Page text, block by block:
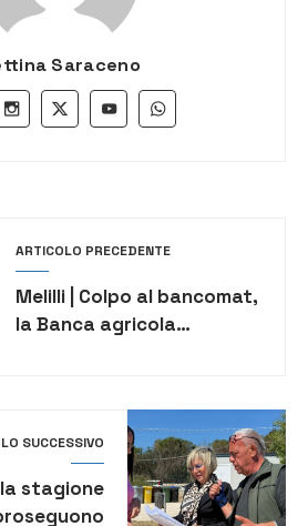
Saraceno
ARTICOLO PRECEDENTE
Melilli | Colpo al bancomat,
la Banca agricola
SUCCESSIVO
stagione